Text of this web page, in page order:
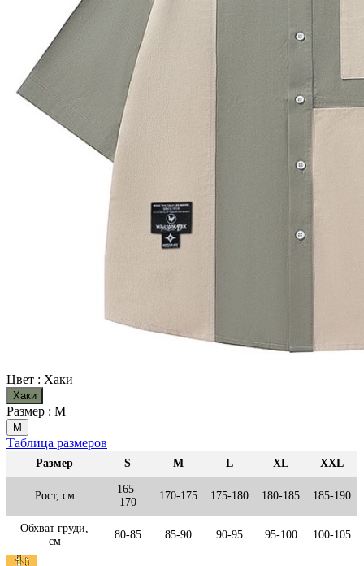
Цвет : Хаки
Хаки
Размер : M
M
Таблица размеров
Размер S M L XL XXL
Рост, см
165-
170
170-175 175-180 180-185 185-190
Обхват груди,
см
80-85 85-90 90-95 95-100 100-105